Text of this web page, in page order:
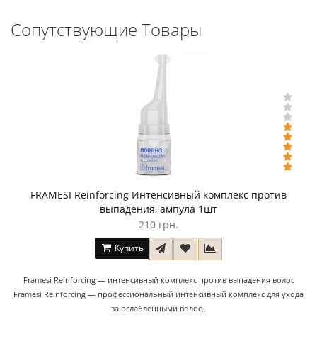
Сопутствующие Товары
FRAMESI Reinforcing Интенсивный комплекс против
выпадения, ампула 1шт
210 грн.
Купить
Framesi Reinforcing — интенсивный комплекс против выпадения волос
Framesi Reinforcing — профессиональный интенсивный комплекс для ухода
за ослабленными волос..